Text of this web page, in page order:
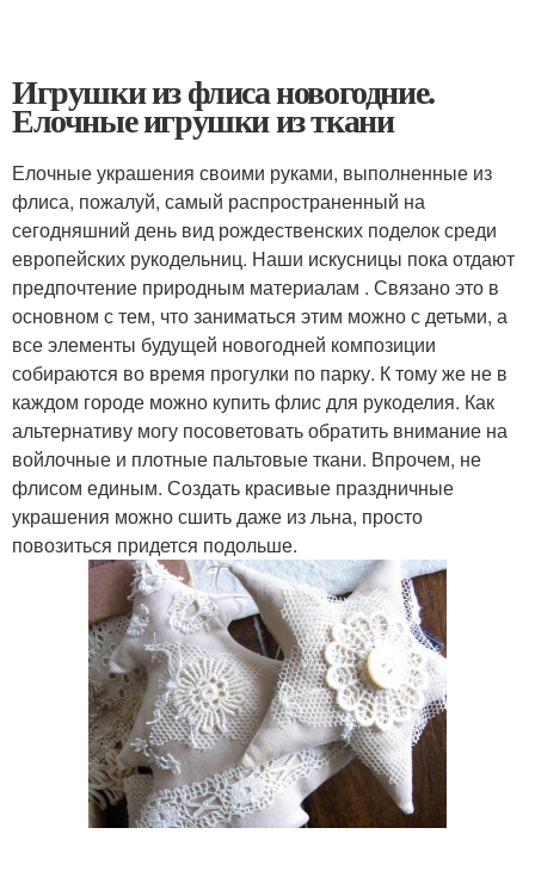
Игрушки из флиса новогодние.
Елочные игрушки из ткани
Елочные украшения своими руками, выполненные из
флиса, пожалуй, самый распространенный на
сегодняшний день вид рождественских поделок среди
европейских рукодельниц. Наши искусницы пока отдают
предпочтение природным материалам . Связано это в
основном с тем, что заниматься этим можно с детьми, а
все элементы будущей новогодней композиции
собираются во время прогулки по парку. К тому же не в
каждом городе можно купить флис для рукоделия. Как
альтернативу могу посоветовать обратить внимание на
войлочные и плотные пальтовые ткани. Впрочем, не
флисом единым. Создать красивые праздничные
украшения можно сшить даже из льна, просто
повозиться придется подольше.